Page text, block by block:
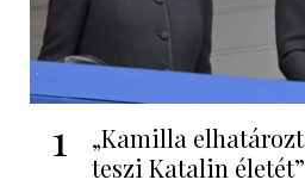
1
„Kamilla
teszi Katalin